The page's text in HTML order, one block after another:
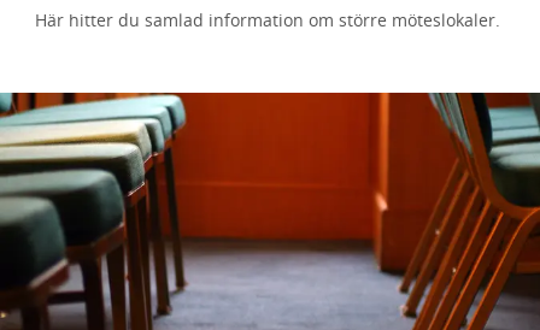
Här hitter du samlad information om större möteslokaler.